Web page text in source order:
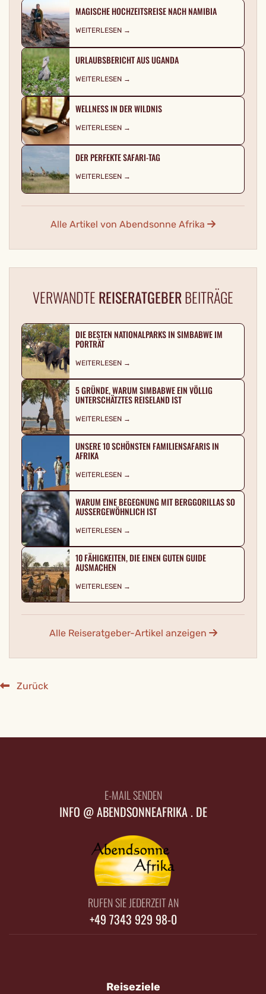
MAGISCHE HOCHZEITSREISE NACH NAMIBIA
WEITERLESEN →
URLAUBSBERICHT AUS UGANDA
WEITERLESEN →
WELLNESS IN DER WILDNIS
WEITERLESEN →
DER PERFEKTE SAFARI-TAG
WEITERLESEN →
Alle Artikel von Abendsonne Afrika
VERWANDTEREISERATGEBERBEITRÄGE
DIE BESTEN NATIONALPARKS IN SIMBABWE IM
PORTRÄT
WEITERLESEN →
5 GRÜNDE, WARUM SIMBABWE EIN VÖLLIG
UNTERSCHÄTZTES REISELAND IST
WEITERLESEN →
UNSERE 10 SCHÖNSTEN FAMILIENSAFARIS IN
AFRIKA
WEITERLESEN →
WARUM EINE BEGEGNUNG MIT BERGGORILLAS SO
AUSSERGEWÖHNLICH IST
WEITERLESEN →
10 FÄHIGKEITEN, DIE EINEN GUTEN GUIDE
AUSMACHEN
WEITERLESEN →
Alle Reiseratgeber-Artikel anzeigen
Zurück
E-MAIL SENDEN
INFO @ ABENDSONNEAFRIKA . DE
RUFEN SIE JEDERZEIT AN
+49 7343 929 98-0
Reiseziele